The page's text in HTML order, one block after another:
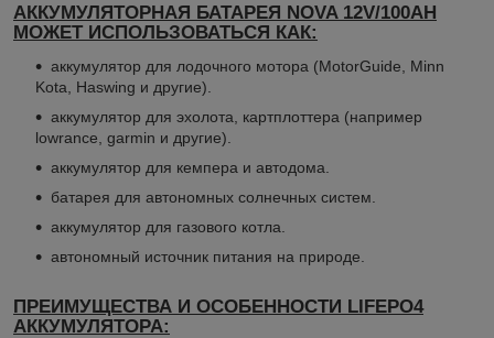
АККУМУЛЯТОРНАЯ БАТАРЕЯ NOVA 12V/100AH
МОЖЕТ ИСПОЛЬЗОВАТЬСЯ КАК:
аккумулятор для лодочного мотора (MotorGuide, Minn
Kota, Haswing и другие).
аккумулятор для эхолота, картплоттера (например
lowrance, garmin и другие).
аккумулятор для кемпера и автодома.
батарея для автономных солнечных систем.
аккумулятор для газового котла.
автономный источник питания на природе.
ПРЕИМУЩЕСТВА И ОСОБЕННОСТИ LIFEPO4
АККУМУЛЯТОРА: